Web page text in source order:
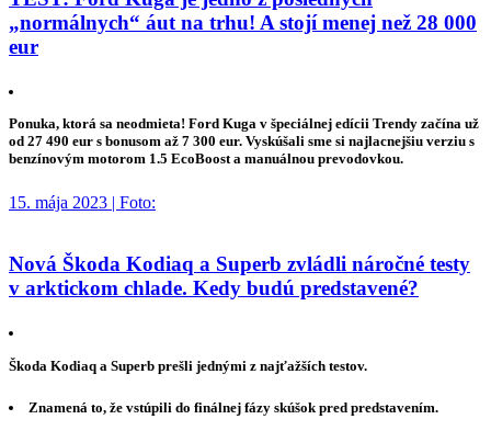
„normálnych“ áut na trhu! A stojí menej než 28 000
eur
Ponuka, ktorá sa neodmieta! Ford Kuga v špeciálnej edícii Trendy začína už
od 27 490 eur s bonusom až 7 300 eur. Vyskúšali sme si najlacnejšiu verziu s
benzínovým motorom 1.5 EcoBoost a manuálnou prevodovkou.
15. mája 2023 | Foto:
Nová Škoda Kodiaq a Superb zvládli náročné testy
v arktickom chlade. Kedy budú predstavené?
Škoda Kodiaq a Superb prešli jednými z najťažších testov.
Znamená to, že vstúpili do finálnej fázy skúšok pred predstavením.